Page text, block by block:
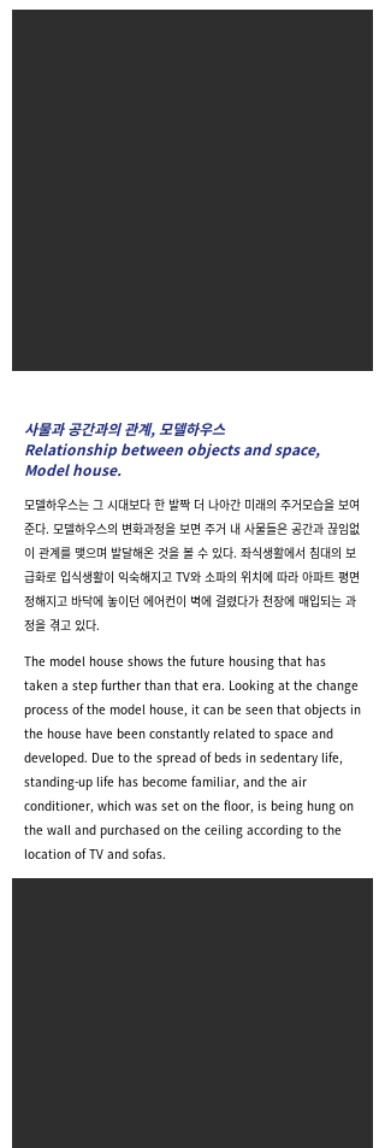
사물과 공간과의 관계, 모델하우스
Relationship between objects and space,
Model house.
모델하우스는 그 시대보다 한 발짝 더 나아간 미래의 주거모습을 보여
준다. 모델하우스의 변화과정을 보면 주거 내 사물들은 공간과 끊임없
이 관계를 맺으며 발달해온 것을 볼 수 있다. 좌식생활에서 침대의 보
급화로 입식생활이 익숙해지고 TV와 소파의 위치에 따라 아파트 평면
정해지고 바닥에 놓이던 에어컨이 벽에 걸렸다가 천장에 매입되는 과
정을 겪고 있다.
The model house shows the future housing that has
taken a step further than that era. Looking at the change
process of the model house, it can be seen that objects in
the house have been constantly related to space and
developed. Due to the spread of beds in sedentary life,
standing-up life has become familiar, and the air
conditioner, which was set on the floor, is being hung on
the wall and purchased on the ceiling according to the
location of TV and sofas.